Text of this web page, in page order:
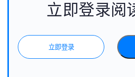
立即登录阅
立即登录